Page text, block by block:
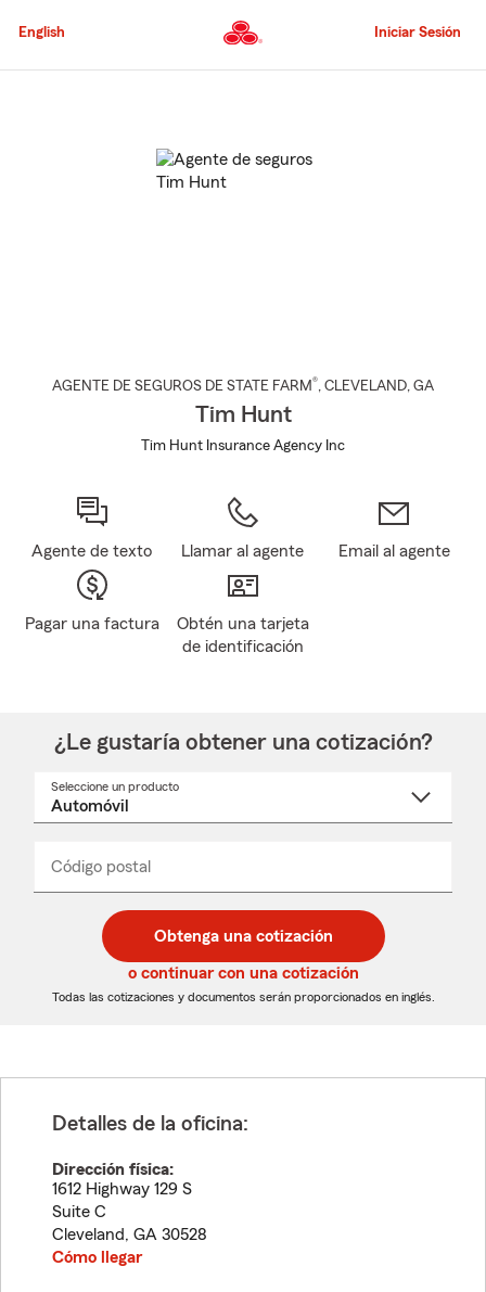
al
principal
English Iniciar Sesión
AGENTE DE SEGUROS DE STATE FARM®, CLEVELAND, GA
Tim Hunt
Tim Hunt Insurance Agency Inc
Agente de texto Llamar al agente Email al agente
Pagar una factura
Obtén una tarjeta
de identificación
¿Le gustaría obtener una cotización?
Seleccione un producto
desplegable
Código postal
de
5
dígitos
de
5
dígitos
_____
Obtenga una cotización
o continuar con una cotización
Todas las cotizaciones y documentos serán proporcionados en inglés.
Detalles de la oficina:
Dirección física:
1612 Highway 129 S
Suite C
Cleveland, GA 30528
Cómo llegar